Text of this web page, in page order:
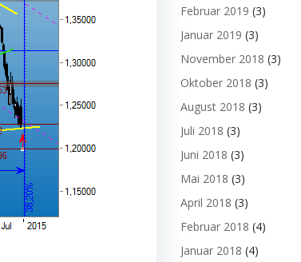
Februar 2019 (3)
Januar 2019 (3)
November 2018 (3)
Oktober 2018 (3)
August 2018 (3)
Juli 2018 (3)
Juni 2018 (3)
Mai 2018 (3)
April 2018 (3)
Februar 2018 (4)
Januar 2018 (4)